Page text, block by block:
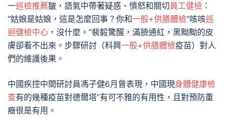
一巡檢推薦皺，語氣中帶著疑惑、憤怒和關切員工健檢 ：
“姑娘是姑娘，這是怎麼回事？你和一般+供膳體檢“咳咳巡
迴健檢中心 ，沒什麼。”裴毅驚醒，滿臉通紅，黑黝黝的皮
膚卻看不出來。步驟研討（科興一般+供膳體檢疫苗）對人
們的維護後果。
中國疾控中間研討員馮子健6月曾表現，中國現身體健康檢
查有的幾種疫苗對德爾塔”有可不雅的有用性，且對預防重
癥很是有用。